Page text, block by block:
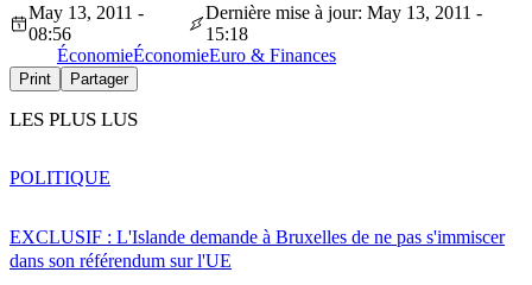
May 13, 2011 -
08:56
Dernière mise à jour: May 13, 2011 -
15:18
ÉconomieÉconomieEuro & Finances
Print Partager
LES PLUS LUS
EXCLUSIF : L'Islande demande à Bruxelles de ne pas s'immiscer
dans son référendum sur l'UE
POLITIQUE